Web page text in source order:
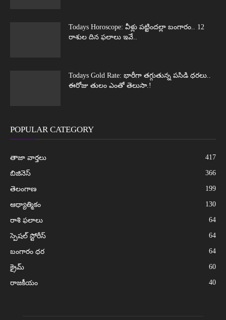
Todays Horoscope: వీళ్లు పట్టిందల్లా బంగారం.. 12
రాశుల దిన ఫలాలు ఇవే..
Todays Gold Rate: భారీగా తగ్గుతున్న పసిడి ధరలు..
ఈరోజు తులం ఎంతో తెలుసా.!
POPULAR CATEGORY
తాజా వార్తలు 417
బిజినెస్ 366
తెలంగాణ 199
ఆధ్యాత్మికం 130
రాశి ఫలాలు 64
స్పెషల్ స్టోరీస్ 64
బంగారం ధర 64
క్రైమ్ 60
రాజకీయం 40